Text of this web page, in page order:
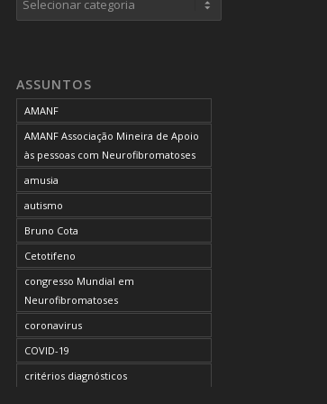
neurofibromas cutâneos
neurofibromatose do tipo 2
neurofibromatoses
OCUPAÇÃO DO BLOG
onde tratar
problemas comportamentais
reunião mensal da AMANF
selumetinibe
Sem categoria
SUS
TDAH
tratamento
ASSUNTOS
AMANF
AMANF Associação Mineira de Apoio
às pessoas com Neurofibromatoses
amusia
autismo
Bruno Cota
Cetotifeno
congresso Mundial em
Neurofibromatoses
coronavirus
COVID-19
critérios diagnósticos